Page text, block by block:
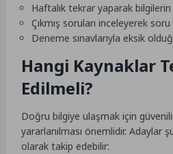
Haftalık tekrar yaparak bilgilerin
Çıkmış soruları inceleyerek
Deneme sınavlarıyla eksik
Hangi Kaynaklar
Edilmeli?
Doğru bilgiye ulaşmak için
yararlanılması önemlidir. Adaylar
olarak takip edebilir: